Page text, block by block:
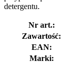
detergentu.
Nr art.:
Zawartość:
EAN:
Marki: